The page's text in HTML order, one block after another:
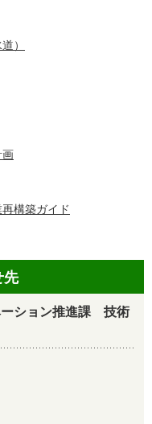
）
画
構築ガイド
先
ション推進課 技術